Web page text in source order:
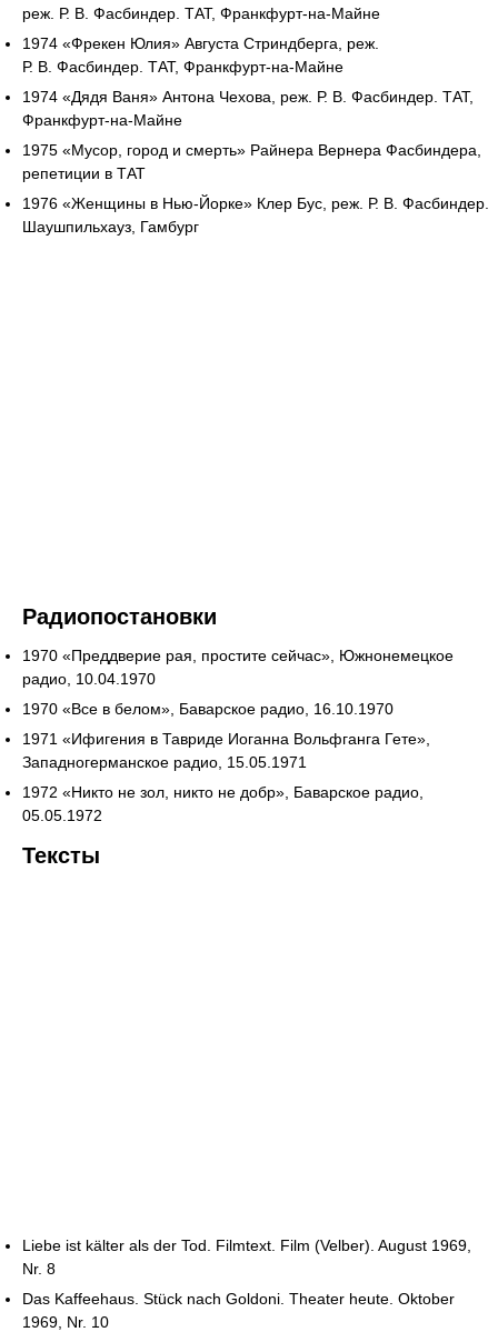
реж. Р. В. Фасбиндер. ТАТ, Франкфурт-на-Майне
1974 «Фрекен Юлия» Августа Стриндберга, реж.
Р. В. Фасбиндер. ТАТ, Франкфурт-на-Майне
1974 «Дядя Ваня» Антона Чехова, реж. Р. В. Фасбиндер. ТАТ,
Франкфурт-на-Майне
1975 «Мусор, город и смерть» Райнера Вернера Фасбиндера,
репетиции в ТАТ
1976 «Женщины в Нью-Йорке» Клер Бус, реж. Р. В. Фасбиндер.
Шаушпильхауз, Гамбург
Радиопостановки
1970 «Преддверие рая, простите сейчас», Южнонемецкое
радио, 10.04.1970
1970 «Все в белом», Баварское радио, 16.10.1970
1971 «Ифигения в Тавриде Иоганна Вольфганга Гете»,
Западногерманское радио, 15.05.1971
1972 «Никто не зол, никто не добр», Баварское радио,
05.05.1972
Тексты
Liebe ist kälter als der Tod. Filmtext. Film (Velber). August 1969,
Nr. 8
Das Kaffeehaus. Stück nach Goldoni. Theater heute. Oktober
1969, Nr. 10